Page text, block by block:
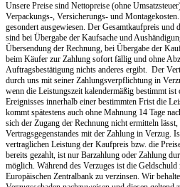
Unsere Preise sind Nettopreise (ohne
Verpackungs-, Versicherungs- und
gesondert ausgewiesen. Der Gesamtkaufpreis und
sind bei Übergabe der Kaufsache und
Übersendung der Rechnung, bei Übergabe der
beim Käufer zur Zahlung sofort fällig und ohne
Auftragsbestätigung nichts anderes ergibt. Der
durch uns mit seiner Zahlungsverpflichtung in
wenn die Leistungszeit kalendermäßig bestimmt
Ereignisses innerhalb einer bestimmten Frist die
kommt spätestens auch ohne Mahnung 14 Tage
sich der Zugang der Rechnung nicht ermitteln lässt,
Vertragsgegenstandes mit der Zahlung in Verzug.
vertraglichen Leistung der Kaufpreis bzw. die
bereits gezahlt, ist nur Barzahlung oder Zahlung
möglich. Während des Verzuges ist die
Europäischen Zentralbank zu verzinsen. Wir